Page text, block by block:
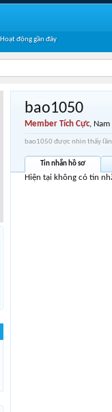
bao1050
Member Tích Cực, Nam
bao1050 được nhìn thấy
Tin nhắn hồ sơ
Hiện tại không có tin
Hoạt động gần đây